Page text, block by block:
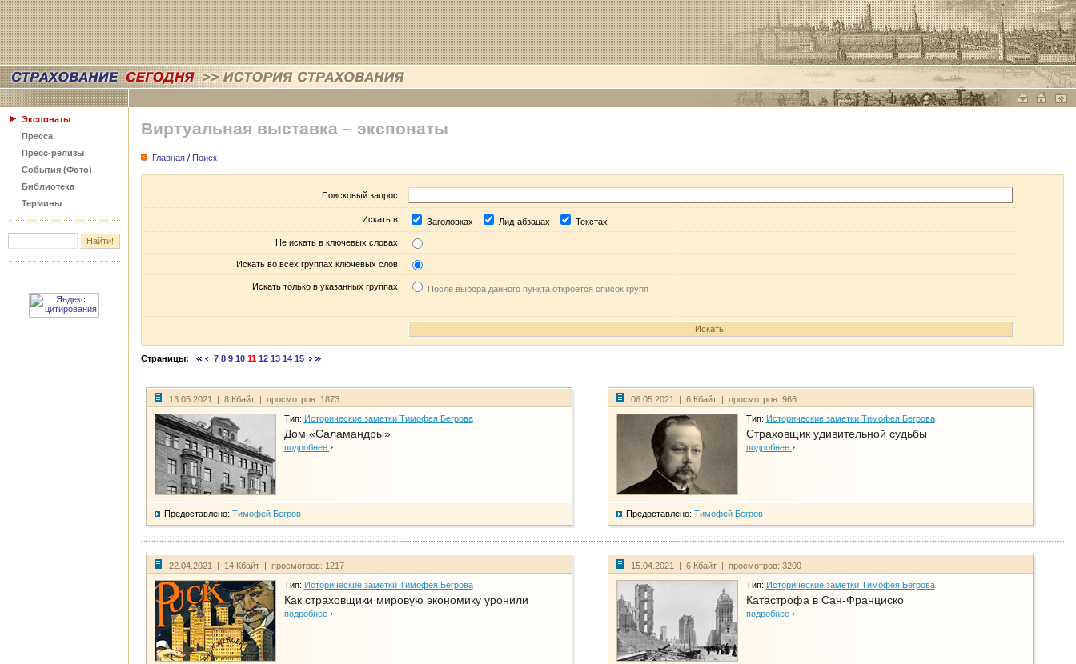
Экспонаты
Пресса
Пресс-релизы
События (Фото)
Библиотека
Термины
Виртуальная выставка – экспонаты
Главная / Поиск
Поисковый запрос:
Искать в: Заголовках Лид-абзацах Текстах
Не искать в ключевых словах:
Искать во всех группах ключевых слов:
Искать только в указанных группах: После выбора данного пункта откроется список групп
Страницы: 7 8 9 10 11 12 13 14 15
13.05.2021 | 8 Кбайт | просмотров: 1873
Тип: Исторические заметки Тимофея Бегрова
Дом «Саламандры»
подробнее
Предоставлено: Тимофей Бегров
06.05.2021 | 6 Кбайт | просмотров: 966
Тип: Исторические заметки Тимофея Бегрова
Страховщик удивительной судьбы
подробнее
Предоставлено: Тимофей Бегров
22.04.2021 | 14 Кбайт | просмотров: 1217
Тип: Исторические заметки Тимофея Бегрова
Как страховщики мировую экономику уронили
подробнее
15.04.2021 | 6 Кбайт | просмотров: 3200
Тип: Исторические заметки Тимофея Бегрова
Катастрофа в Сан-Франциско
подробнее